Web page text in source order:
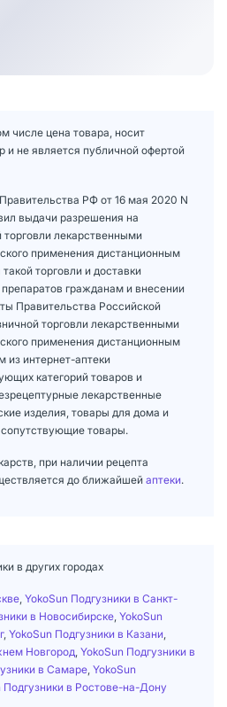
числе цена товара, носит
и не является публичной офертой
РФ от 16 мая 2020 N
выдачи разрешения на
лекарственными
применения дистанционным
торговли и доставки
гражданам и внесении
Правительства Российской
торговли лекарственными
применения дистанционным
из интернет-аптеки
категорий товаров и
лекарственные
изделия, товары для дома и
товары.
при наличии рецепта
до ближайшей аптеки.
в других городах
YokoSun Подгузники в Санкт-
в Новосибирске YokoSun
, YokoSun Подгузники в Казани
Новгород YokoSun Подгузники в
в Самаре YokoSun
Подгузники в Ростове-на-Дону